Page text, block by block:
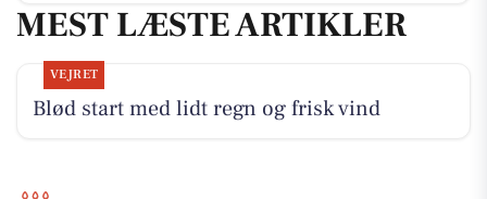
MEST LÆSTE ARTIKLER
VEJRET
Blød start med lidt regn og frisk vind